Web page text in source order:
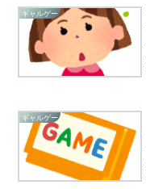
ギャルゲー
ギャルゲー